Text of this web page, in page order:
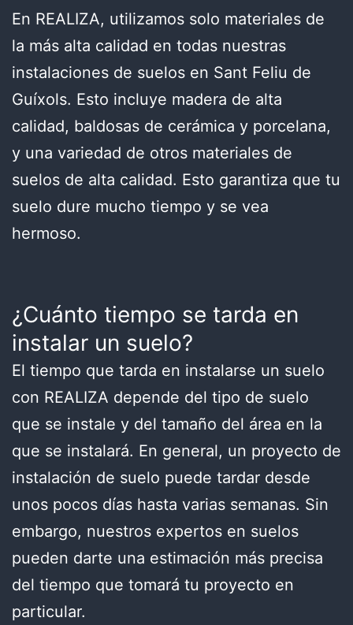
En REALIZA, utilizamos solo materiales de
la más alta calidad en todas nuestras
instalaciones de suelos en Sant Feliu de
Guíxols. Esto incluye madera de alta
calidad, baldosas de cerámica y porcelana,
y una variedad de otros materiales de
suelos de alta calidad. Esto garantiza que tu
suelo dure mucho tiempo y se vea
hermoso.
¿Cuánto tiempo se tarda en
instalar un suelo?
El tiempo que tarda en instalarse un suelo
con REALIZA depende del tipo de suelo
que se instale y del tamaño del área en la
que se instalará. En general, un proyecto de
instalación de suelo puede tardar desde
unos pocos días hasta varias semanas. Sin
embargo, nuestros expertos en suelos
pueden darte una estimación más precisa
del tiempo que tomará tu proyecto en
particular.